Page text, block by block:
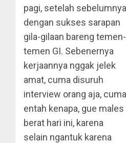
pagi, setelah sebelumnya
dengan sukses sarapan
gila-gilaan bareng temen-
temen GI. Sebenernya
kerjaannya nggak jelek
amat, cuma disuruh
interview orang aja, cuma
entah kenapa, gue males
berat hari ini, karena
selain ngantuk karena